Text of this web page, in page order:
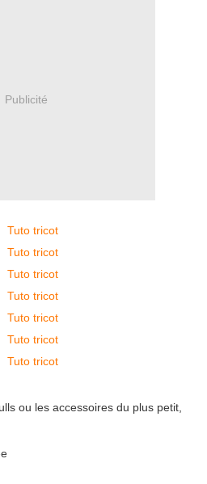
Publicité
ou les accessoires du plus petit,